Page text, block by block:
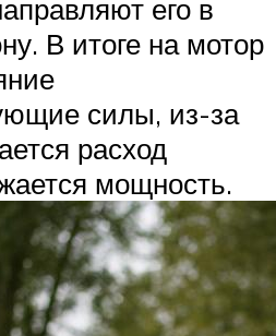
его в
В итоге на мотор
силы, из-за
расход
мощность.